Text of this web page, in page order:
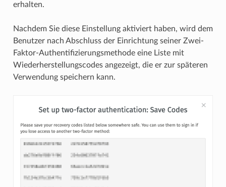
erhalten.
Nachdem Sie diese Einstellung aktiviert haben, wird dem
Benutzer nach Abschluss der Einrichtung seiner Zwei-
Faktor-Authentifizierungsmethode eine Liste mit
Wiederherstellungscodes angezeigt, die er zur späteren
Verwendung speichern kann.